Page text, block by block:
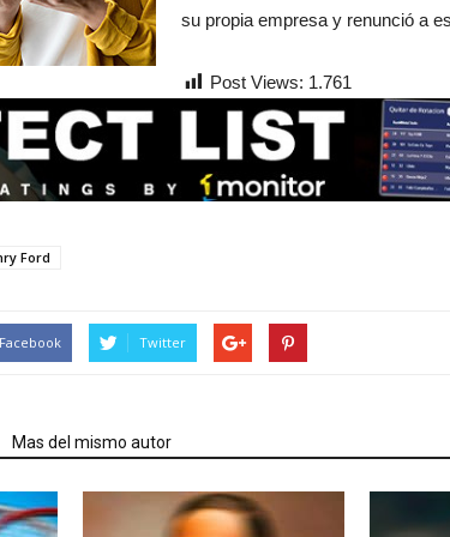
su propia empresa y renunció a
Post Views: 1.761
Ford
Facebook Twitter
Mas del mismo autor